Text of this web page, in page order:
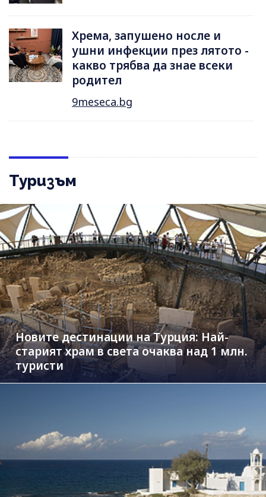
Хрема, запушено носле и
ушни инфекции през лятотo -
какво трябва да знае всеки
родител
9meseca.bg
Туризъм
Новите дестинации на Турция: Най-
старият храм в света очаква над 1 млн.
туристи